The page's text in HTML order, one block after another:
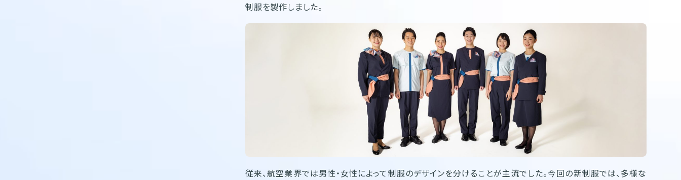
制服を製作しました。
従来、航空業界では男性・女性によって制服のデザインを分けることが主流でした。今回の新制服では、多様な